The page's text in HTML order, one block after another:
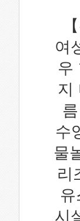
여
우
지
수
물
리
시